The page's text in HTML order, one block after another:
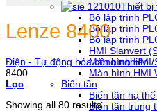
Thiết bị
Bộ lập trình
Bộ lập trình
Bộ lập trình
HMI Slanvert
Màn hình HMI
Màn hình HMI
Biến tần
Biến tần hạ
Biến tần trung
Lenze 8400
Điện - Tự động hóa công nghiệp /
8400
Lọc
Showing all 80 results